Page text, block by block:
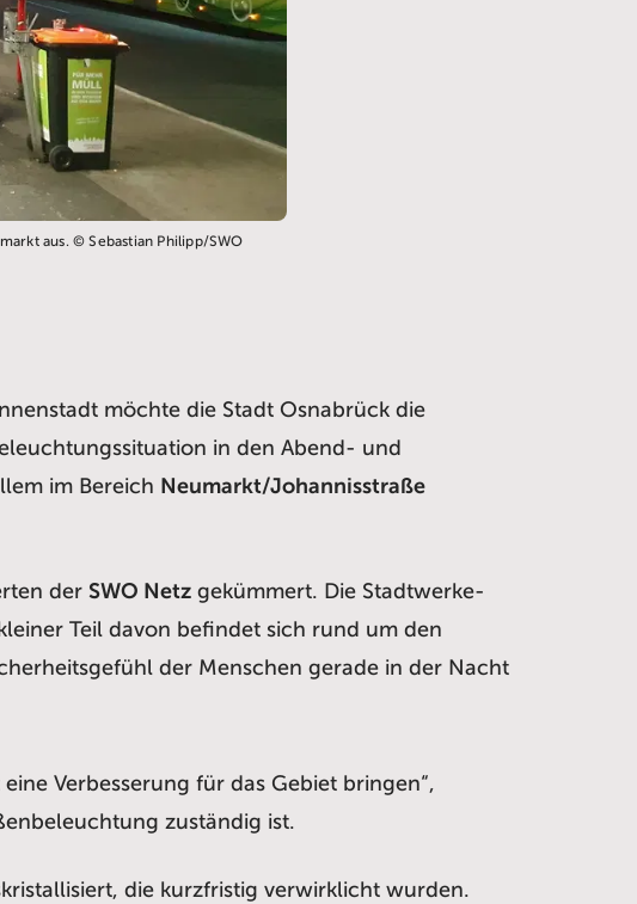
aus. © Sebastian Philipp/SWO
möchte die Stadt Osnabrück die
in den Abend- und
im Bereich Neumarkt/Johannisstraße
der SWO Netz gekümmert. Die Stadtwerke-
Teil davon befindet sich rund um den
der Menschen gerade in der Nacht
Verbesserung für das Gebiet bringen“,
zuständig ist.
die kurzfristig verwirklicht wurden.